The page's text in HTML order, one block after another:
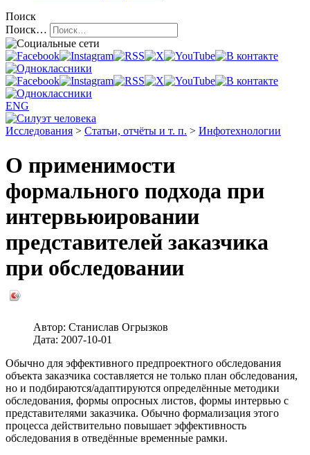
Поиск
Поиск…
ENG
Исследования > Статьи, отчёты и т. п. > Инфотехнологии
О применимости
формального подхода при
интервьюировании
представителей заказчика
при обследовании
Автор: Станислав Огрызков
Дата: 2007-10-01
Обычно для эффективного предпроектного обследования
объекта заказчика составляется не только план обследования,
но и подбираются/адаптируются определённые методики
обследования, формы опросных листов, формы интервью с
представителями заказчика. Обычно формализация этого
процесса действительно повышает эффективность
обследования в отведённые временны́е рамки.